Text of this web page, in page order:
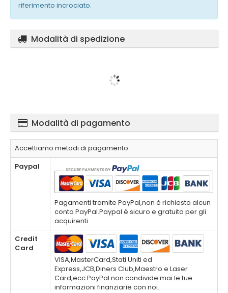
riferimento incrociato.
Modalità di spedizione
Modalità di pagamento
Accettiamo metodi di pagamento
Paypal
Pagamenti tramite PayPal,non è richiesto alcun
conto PayPal.Paypal è sicuro e gratuito per gli
acquirenti.
Credit
Card
VISA,MasterCard,Stati Uniti ed
Express,JCB,Diners Club,Maestro e Laser
Card,ecc.PayPal non condivide mai le tue
informazioni finanziarie con noi.